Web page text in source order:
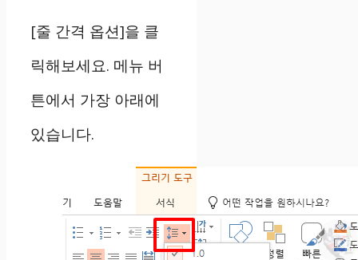
[줄 간격 옵션]을 클
릭해보세요. 메뉴 버
튼에서 가장 아래에
있습니다.